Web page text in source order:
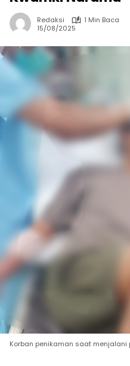
Redaksi
1 Min Baca
15/08/2025
Korban penikaman saat menjalani